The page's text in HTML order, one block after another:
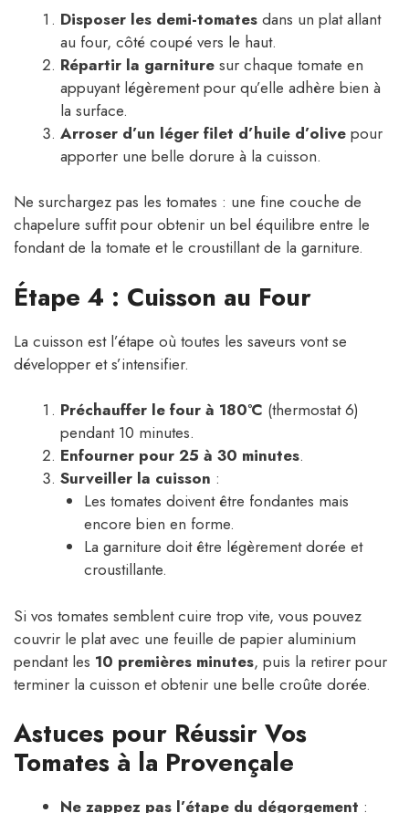
Disposer les demi-tomates dans un plat allant
au four, côté coupé vers le haut.
Répartir la garniture sur chaque tomate en
appuyant légèrement pour qu’elle adhère bien à
la surface.
Arroser d’un léger filet d’huile d’olive pour
apporter une belle dorure à la cuisson.
Ne surchargez pas les tomates : une fine couche de
chapelure suffit pour obtenir un bel équilibre entre le
fondant de la tomate et le croustillant de la garniture.
Étape 4 : Cuisson au Four
La cuisson est l’étape où toutes les saveurs vont se
développer et s’intensifier.
Préchauffer le four à 180°C (thermostat 6)
pendant 10 minutes.
Enfourner pour 25 à 30 minutes.
Surveiller la cuisson :
Les tomates doivent être fondantes mais
encore bien en forme.
La garniture doit être légèrement dorée et
croustillante.
Si vos tomates semblent cuire trop vite, vous pouvez
couvrir le plat avec une feuille de papier aluminium
pendant les 10 premières minutes, puis la retirer pour
terminer la cuisson et obtenir une belle croûte dorée.
Astuces pour Réussir Vos
Tomates à la Provençale
Ne zappez pas l’étape du dégorgement :